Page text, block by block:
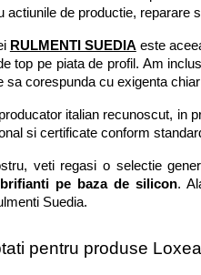
actiunile de productie, reparare
RULMENTI SUEDIA este
top pe piata de profil. Am
sa corespunda cu exigenta
italian recunoscut, in
si certificate conform
veti regasi o selectie
pe baza de silicon.
Suedia.
pentru produse